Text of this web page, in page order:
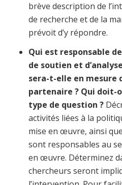
brève description de
de recherche et de la
prévoit d’y répondre.
Qui est responsable
de soutien et
sera-t-elle en mesure
partenaire ? Qui doit-
type de question ?
activités liées à la
mise en œuvre, ainsi
sont responsables au
en œuvre. Déterminez
chercheurs seront